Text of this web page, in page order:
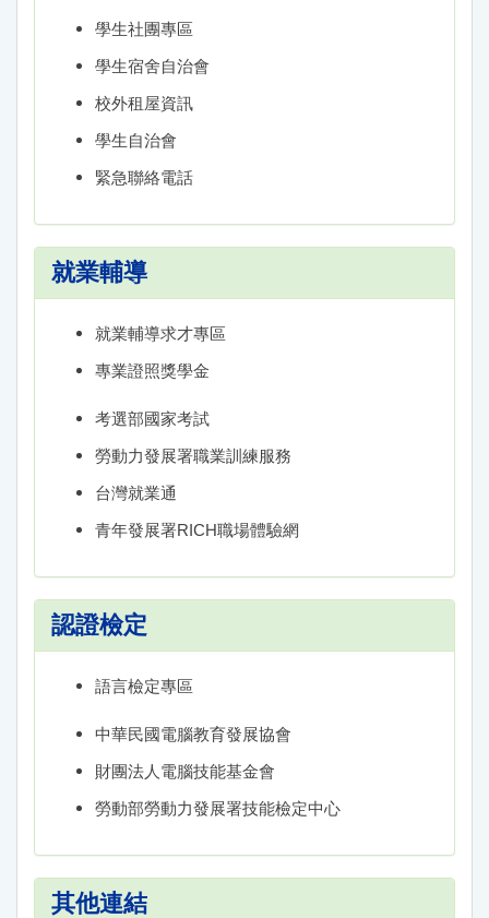
學生社團專區
學生宿舍自治會
校外租屋資訊
學生自治會
緊急聯絡電話
就業輔導
就業輔導求才專區
專業證照獎學金
考選部國家考試
勞動力發展署職業訓練服務
台灣就業通
青年發展署RICH職場體驗網
認證檢定
語言檢定專區
中華民國電腦教育發展協會
財團法人電腦技能基金會
勞動部勞動力發展署技能檢定中心
其他連結